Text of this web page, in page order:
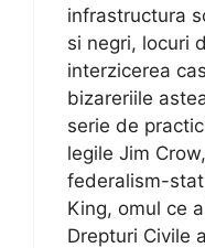
infrastructura
si negri, locuri
interzicerea
bizareriile
serie de
legile Jim
federalism-
King, omul ce
Drepturi Civile